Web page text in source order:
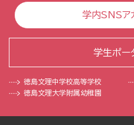
学内SNSア
徳島文理中学校高等学校
徳島文理大学附属幼稚園
学生ポー